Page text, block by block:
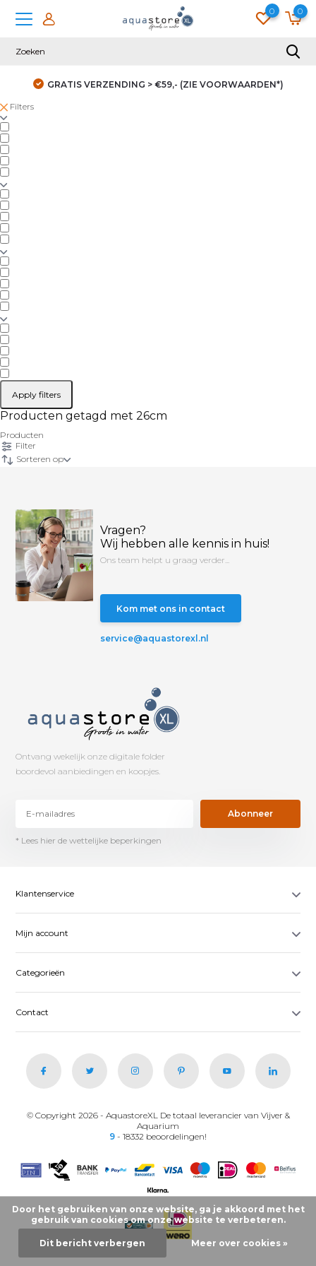
0 0
GRATIS VERZENDING > €59,- (ZIE VOORWAARDEN*)
Filters
Apply filters
Producten getagd met 26cm
Producten
Filter
Sorteren op
Vragen?
Wij hebben alle kennis in huis!
Ons team helpt u graag verder...
Kom met ons in contact
service@aquastorexl.nl
Ontvang wekelijk onze digitale folder
boordevol aanbiedingen en koopjes.
Abonneer
* Lees hier de wettelijke beperkingen
Klantenservice
Mijn account
Categorieën
Contact
© Copyright 2026 - AquastoreXL De totaal leverancier van Vijver &
Aquarium
9 - 18332 beoordelingen!
Door het gebruiken van onze website, ga je akkoord met het
gebruik van cookies om onze website te verbeteren.
Dit bericht verbergen Meer over cookies »